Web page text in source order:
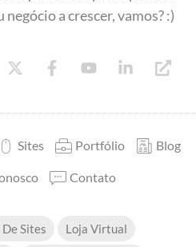
a crescer, vamos? :)
Sites Portfólio Blog
Contato
Sites Loja Virtual